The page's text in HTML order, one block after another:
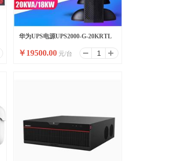
华为UPS电源UPS2000-G-20KRTL
在线式防断电电源UPS电源
￥19500.00 元/台